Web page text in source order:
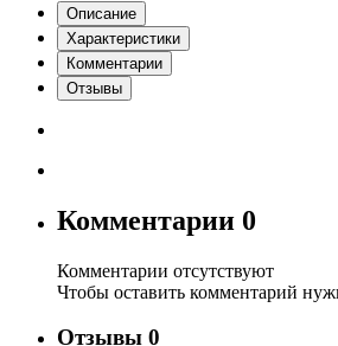
Описание
Характеристики
Комментарии
Отзывы
Комментарии 0
Комментарии отсутствуют
Чтобы оставить комментарий
Отзывы 0